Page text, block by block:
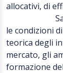
allocativi, di
Saranno
le condizioni
teorica degli
mercato, gli
formazione